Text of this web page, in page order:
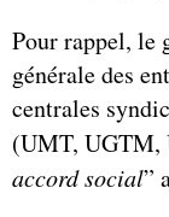
Pour rappel, le
générale des
centrales
(UMT, UGTM,
accord social”